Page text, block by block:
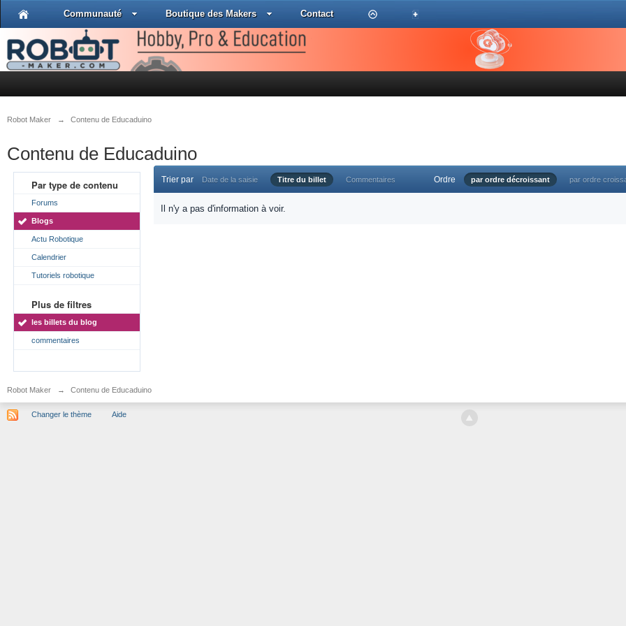
Communauté Boutique des Makers Contact
Robot Maker → Contenu de Educaduino
Contenu de Educaduino
Par type de contenu
Forums
Blogs
Actu Robotique
Calendrier
Tutoriels robotique
Plus de filtres
les billets du blog
commentaires
Trier par Date de la saisie Titre du billet Commentaires Ordre par ordre décroissant par ordre
Il n'y a pas d'information à voir.
Robot Maker → Contenu de Educaduino
Changer le thème Aide